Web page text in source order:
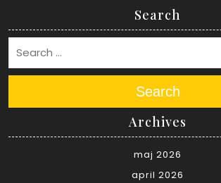
Search
Search
Archives
maj 2026
april 2026